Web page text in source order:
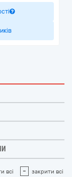
всі - закрити всі